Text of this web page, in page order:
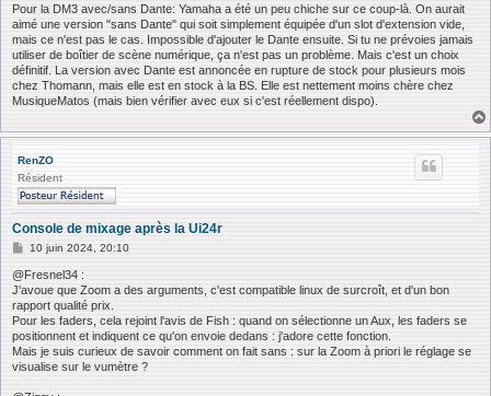
Pour la DM3 avec/sans Dante: Yamaha a été un peu chiche sur ce coup-là. On aurait
aimé une version "sans Dante" qui soit simplement équipée d'un slot d'extension vide,
mais ce n'est pas le cas. Impossible d'ajouter le Dante ensuite. Si tu ne prévoies jamais
utiliser de boîtier de scène numérique, ça n'est pas un problème. Mais c'est un choix
définitif. La version avec Dante est annoncée en rupture de stock pour plusieurs mois
chez Thomann, mais elle est en stock à la BS. Elle est nettement moins chère chez
MusiqueMatos (mais bien vérifier avec eux si c'est réellement dispo).
RenZO
Résident
Console de mixage après la Ui24r
M
s
s
g
e
10 juin 2024, 20:10
@Fresnel34 :
J'avoue que Zoom a des arguments, c'est compatible linux de surcroît, et d'un bon
rapport qualité prix.
Pour les faders, cela rejoint l'avis de Fish : quand on sélectionne un Aux, les faders se
positionnent et indiquent ce qu'on envoie dedans : j'adore cette fonction.
Mais je suis curieux de savoir comment on fait sans : sur la Zoom à priori le réglage se
visualise sur le vumètre ?